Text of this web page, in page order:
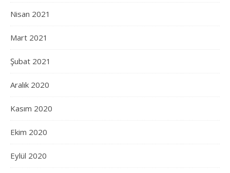
Nisan 2021
Mart 2021
Şubat 2021
Aralık 2020
Kasım 2020
Ekim 2020
Eylül 2020